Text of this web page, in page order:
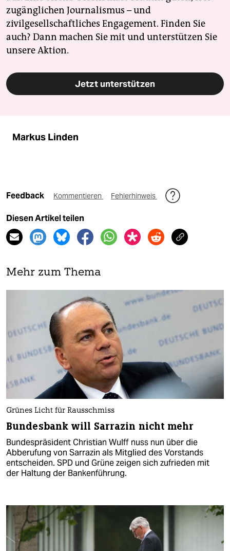
zugänglichen Journalismus – und
zivilgesellschaftliches Engagement. Finden Sie
auch? Dann machen Sie mit und unterstützen Sie
unsere Aktion.
Jetzt unterstützen
Markus Linden
Feedback Kommentieren Fehlerhinweis
Diesen Artikel teilen
Mehr zum Thema
Grünes Licht für Rausschmiss
Bundesbank will Sarrazin nicht mehr
Bundespräsident Christian Wulff nuss nun über die
Abberufung von Sarrazin als Mitglied des Vorstands
entscheiden. SPD und Grüne zeigen sich zufrieden mit
der Haltung der Bankenführung.